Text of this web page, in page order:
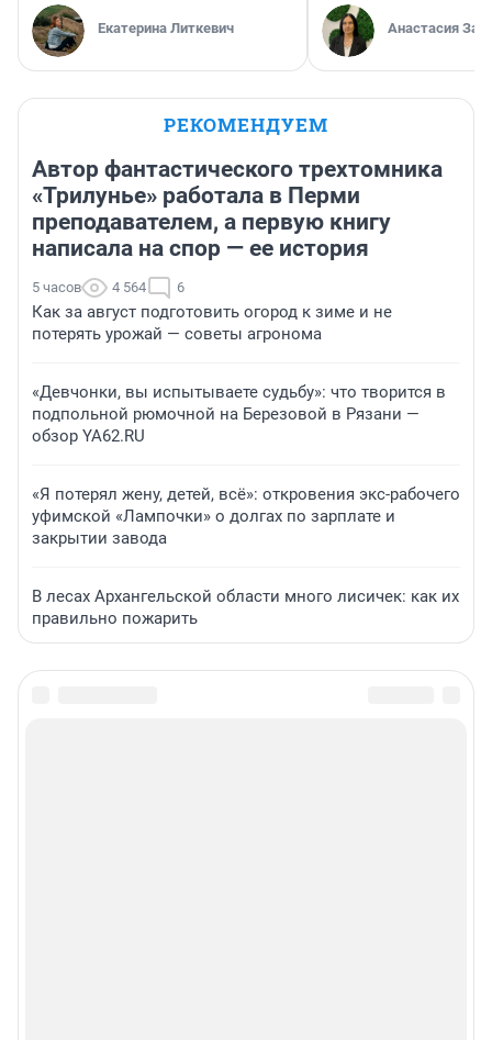
Екатерина Литкевич Анастасия
РЕКОМЕНДУЕМ
Автор фантастического трехтомника
«Трилунье» работала в Перми
преподавателем, а первую книгу
написала на спор — ее история
5 часов 4 564 6
Как за август подготовить огород к зиме и не
потерять урожай — советы агронома
«Девчонки, вы испытываете судьбу»: что творится в
подпольной рюмочной на Березовой в Рязани —
обзор YA62.RU
«Я потерял жену, детей, всё»: откровения экс-рабочего
уфимской «Лампочки» о долгах по зарплате и
закрытии завода
В лесах Архангельской области много лисичек: как их
правильно пожарить